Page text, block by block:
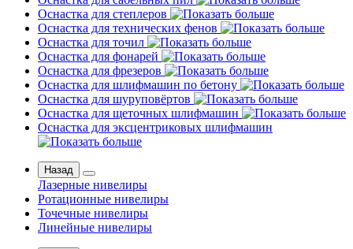
Оснастка для степлеров
Оснастка для технических фенов
Оснастка для точил
Оснастка для фонарей
Оснастка для фрезеров
Оснастка для шлифмашин по бетону
Оснастка для шуруповёртов
Оснастка для щеточных шлифмашин
Оснастка для эксцентриковых шлифмашин
Назад
Лазерные нивелиры
Ротационные нивелиры
Точечные нивелиры
Линейные нивелиры